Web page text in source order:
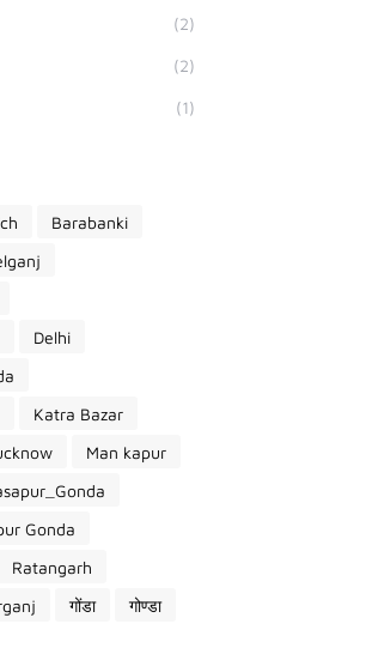
(2)
(2)
(1)
Barabanki
Delhi
Katra Bazar
Man kapur
Gonda
Ratangarh
गोंडा गोण्डा